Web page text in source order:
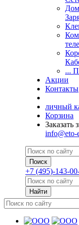
...
Акции
Контакты
личный
Корзина
Заказать
info@eto-
+7 (495)-143-